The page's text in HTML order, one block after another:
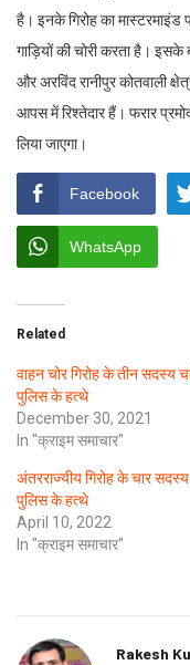
है। इनके गिरोह का मास्टरमाइंड
गाड़ियों की चोरी करता है।
और अरविंद रानीपुर कोतवाली
आपस में रिश्तेदार हैं। फरार
लिया जाएगा।
Facebook
WhatsApp
Related
वाहन चोर गिरोह के तीन सदस्य
पुलिस के हत्थे
December 30, 2021
In "क्राइम समाचार"
अंतरराज्यीय गिरोह के चार
पुलिस के हत्थे
April 10, 2022
In "क्राइम समाचार"
Rakesh